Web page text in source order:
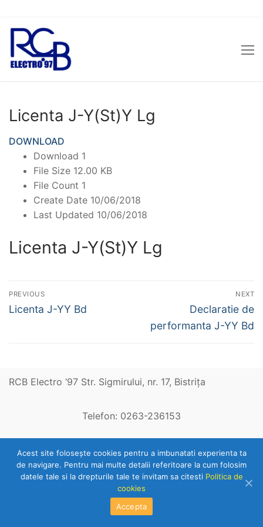
Sari
conținut
Licenta J-Y(St)Y Lg
DOWNLOAD
Download 1
File Size 12.00 KB
File Count 1
Create Date 10/06/2018
Last Updated 10/06/2018
Licenta J-Y(St)Y Lg
Navigare
în
PREVIOUS
Previous
Licenta J-YY Bd
NEXT
Next
post:
Declaratie de
performanta J-YY Bd
RCB Electro ‘97 Str. Sigmirului, nr. 17, Bistriţa
Telefon: 0263-236153
Copyright © 2026 RCB Electro 97
Acest site foloseşte cookies pentru a imbunatati experienta ta
de navigare. Pentru mai multe detalii referitoare la cum folosim
datele tale si la drepturile tale te invitam sa citesti Politica de
cookies
Accepta